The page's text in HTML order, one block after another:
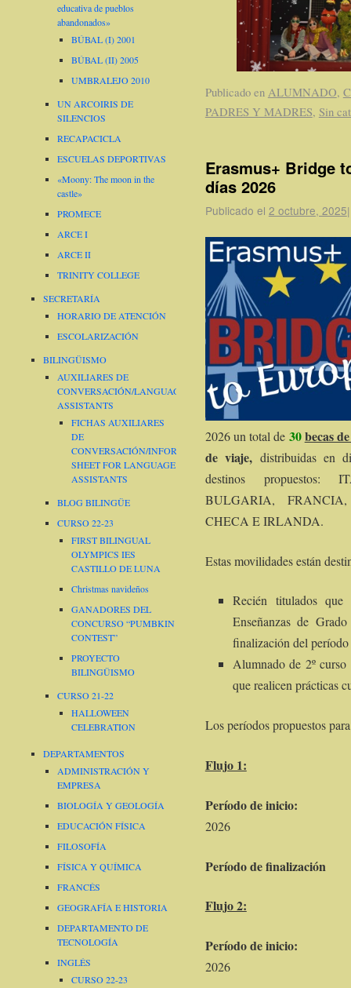
Publicado en ALUMNADO,
PADRES Y MADRES, Sin
Erasmus+ Bridge
días 2026
Publicado el 2 octubre, 2025|
2026 un total de 30becas
de viaje, distribuidas en
destinos propuestos:
BULGARIA,
CHECA E IRLANDA.
Estas movilidades están
Recién titulados
Enseñanzas de
finalización del
Alumnado de 2º
que realicen prácticas
Los períodos propuestos
Flujo 1:
Período de
2026
Período de
Flujo 2:
Período de
2026
educativa de pueblos
abandonados»
BÚBAL (I) 2001
BÚBAL (II) 2005
UMBRALEJO 2010
UN ARCOIRIS DE
SILENCIOS
RECAPACICLA
ESCUELAS DEPORTIVAS
«Moony: The moon in the
castle»
PROMECE
ARCE I
ARCE II
TRINITY COLLEGE
SECRETARÍA
HORARIO DE ATENCIÓN
ESCOLARIZACIÓN
BILINGÜISMO
AUXILIARES DE
CONVERSACIÓN/LANGUAGE
ASSISTANTS
FICHAS AUXILIARES
DE
CONVERSACIÓN/INFORMATION
SHEET FOR LANGUAGE
ASSISTANTS
BLOG BILINGÜE
CURSO 22-23
FIRST BILINGUAL
OLYMPICS IES
CASTILLO DE LUNA
Christmas navideños
GANADORES DEL
CONCURSO “PUMBKIN
CONTEST”
PROYECTO
BILINGÜISMO
CURSO 21-22
HALLOWEEN
CELEBRATION
DEPARTAMENTOS
ADMINISTRACIÓN Y
EMPRESA
BIOLOGÍA Y GEOLOGÍA
EDUCACIÓN FÍSICA
FILOSOFÍA
FÍSICA Y QUÍMICA
FRANCÉS
GEOGRAFÍA E HISTORIA
DEPARTAMENTO DE
TECNOLOGÍA
INGLÉS
CURSO 22-23